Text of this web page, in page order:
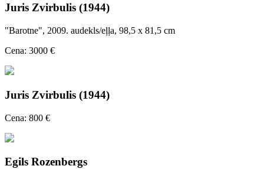
Juris Zvirbulis (1944)
"Barotne", 2009. audekls/eļļa, 98,5 x 81,5 cm
Cena: 3000 €
Juris Zvirbulis (1944)
Cena: 800 €
Egils Rozenbergs